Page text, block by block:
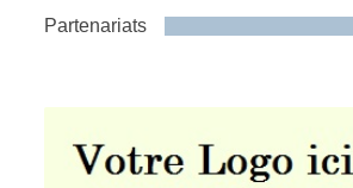
Partenariats